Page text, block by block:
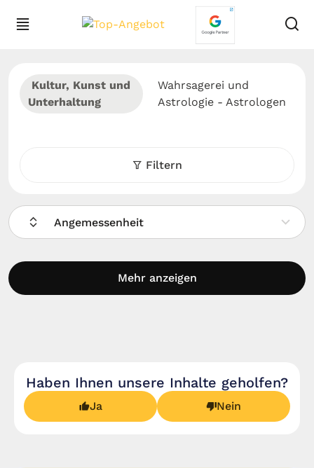
Kultur, Kunst und
Unterhaltung
Wahrsagerei und
Astrologie - Astrologen
Filtern
Angemessenheit
Mehr anzeigen
Haben Ihnen unsere Inhalte geholfen?
Ja Nein